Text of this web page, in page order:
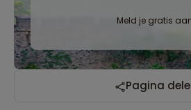
Meld je gratis
Pagina
Reizen met oog voor